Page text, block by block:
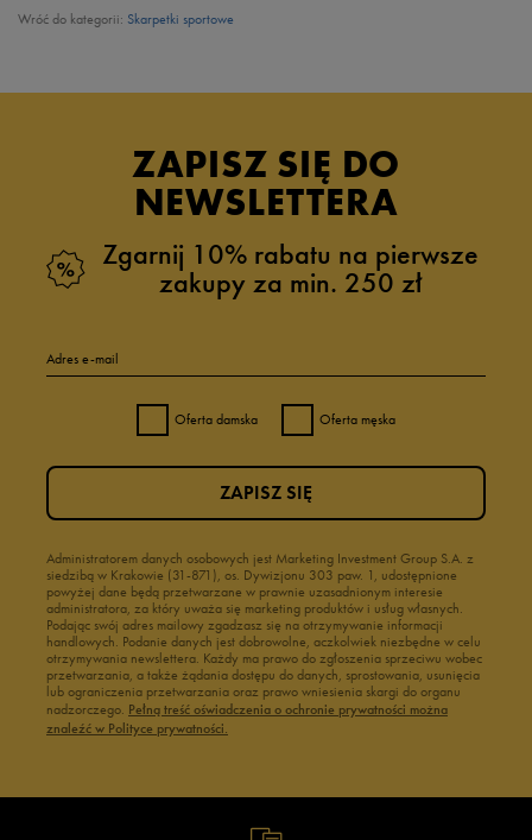
Wróć do kategorii: Skarpetki sportowe
ZAPISZ SIĘ DO
NEWSLETTERA
Zgarnij 10% rabatu na pierwsze
zakupy za min. 250 zł
Adres e-mail
Oferta damska Oferta męska
Administratorem danych osobowych jest Marketing Investment Group S.A. z
siedzibą w Krakowie (31-871), os. Dywizjonu 303 paw. 1, udostępnione
powyżej dane będą przetwarzane w prawnie uzasadnionym interesie
administratora, za który uważa się marketing produktów i usług własnych.
Podając swój adres mailowy zgadzasz się na otrzymywanie informacji
handlowych. Podanie danych jest dobrowolne, aczkolwiek niezbędne w celu
otrzymywania newslettera. Każdy ma prawo do zgłoszenia sprzeciwu wobec
przetwarzania, a także żądania dostępu do danych, sprostowania, usunięcia
lub ograniczenia przetwarzania oraz prawo wniesienia skargi do organu
nadzorczego. Pełną treść oświadczenia o ochronie prywatności można
znaleźć w Polityce prywatności.
ZAPISZ SIĘ